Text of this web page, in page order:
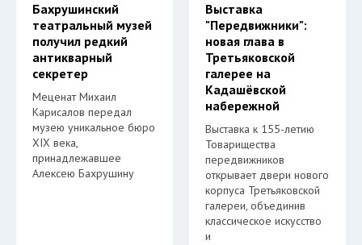
Бахрушинский
театральный музей
получил редкий
антикварный
секретер
Меценат Михаил
Карисалов передал
музею уникальное бюро
XIX века,
принадлежавшее
Алексею Бахрушину
Выставка
"Передвижники":
новая глава в
Третьяковской
галерее на
Кадашёвской
набережной
Выставка к 155-летию
Товарищества
передвижников
открывает двери нового
корпуса Третьяковской
галереи, объединив
классическое искусство
и